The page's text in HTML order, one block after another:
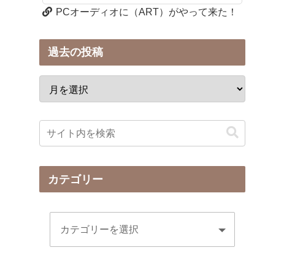
PCオーディオに（ART）がやって来た！
過去の投稿
カテゴリー